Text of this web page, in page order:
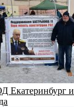
Екатеринбург